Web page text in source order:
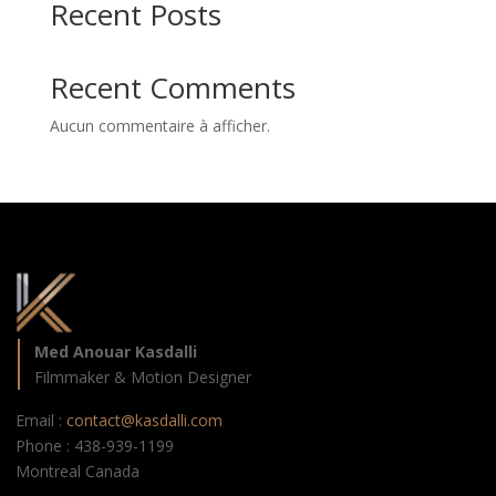
Recent Posts
Recent Comments
Aucun commentaire à afficher.
Med Anouar Kasdalli
Filmmaker & Motion Designer
Email : contact@kasdalli.com
Phone : 438-939-1199
Montreal Canada